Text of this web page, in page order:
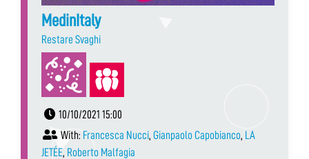
MedinItaly
Restare Svaghi
10/10/2021 15:00
With: Francesca Nucci, Gianpaolo Capobianco, LA
JETÉE, Roberto Malfagia